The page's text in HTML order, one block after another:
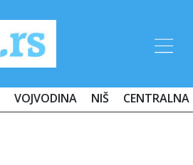
VOJVODINA NIŠ CENTRALNA